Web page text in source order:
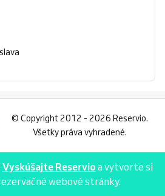
© Copyright 2012 - 2026 Reservio.
Všetky práva vyhradené.
Vyskúšajte Reservio a vytvorte si
webové stránky.